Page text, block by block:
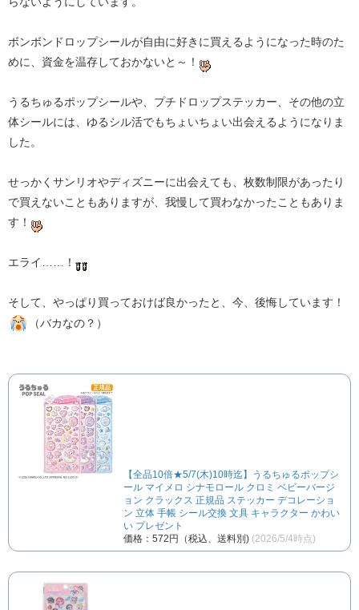
ボンボンドロップシールが自由に好きに買えるようになった時のた
めに、資金を温存しておかないと～！
うるちゅるポップシールや、プチドロップステッカー、その他の立
体シールには、ゆるシル活でもちょいちょい出会えるようになりま
した。
せっかくサンリオやディズニーに出会えても、枚数制限があったり
で買えないこともありますが、我慢して買わなかったこともありま
す！
エライ……！
そして、やっぱり買っておけば良かったと、今、後悔しています！
（バカなの？）
【全品10倍★5/7(木)10時迄】うるちゅるポップシ
ール マイメロ シナモロール クロミ ベビーバージ
ョン クラックス 正規品 ステッカー デコレーショ
ン 立体 手帳 シール交換 文具 キャラクター かわい
い プレゼント
価格：572円（税込、送料別) (2026/5/4時点)